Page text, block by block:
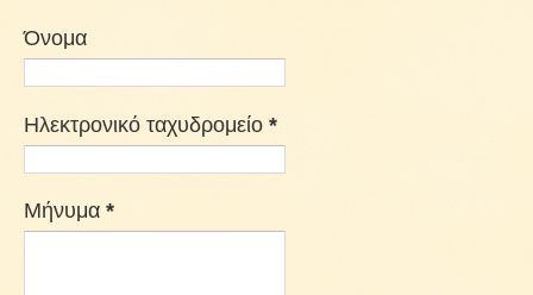
Όνομα
Ηλεκτρονικό ταχυδρομείο *
Μήνυμα *